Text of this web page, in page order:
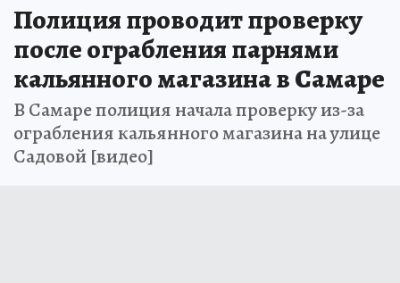
Полиция проводит проверку
после ограбления парнями
кальянного магазина в Самаре
В Самаре полиция начала проверку из-за
ограбления кальянного магазина на улице
Садовой [видео]